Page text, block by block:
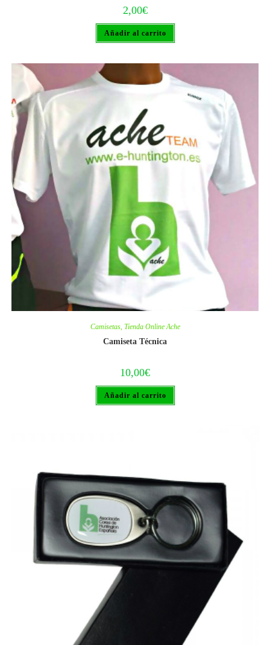
2,00€
Añadir al carrito
Camisetas, Tienda Online Ache
Camiseta Técnica
10,00€
Añadir al carrito